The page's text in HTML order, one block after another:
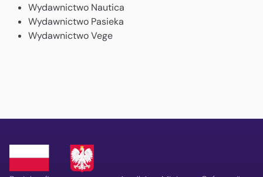
Wydawnictwo Nautica
Wydawnictwo Pasieka
Wydawnictwo Vege